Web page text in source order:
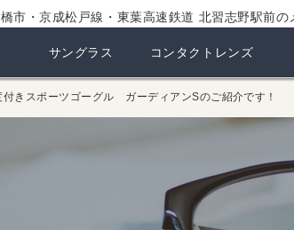
市・京成松戸線・東葉高速鉄道 北習志野駅前
サングラス コンタクトレンズ
付きスポーツゴーグル ガーディアンSのご紹介です！